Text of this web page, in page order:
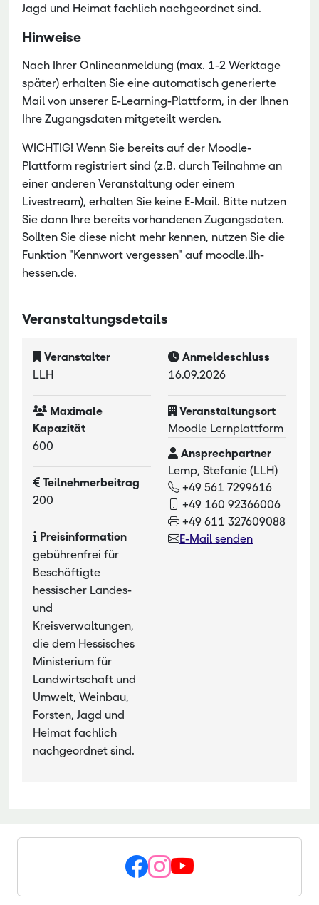
Jagd und Heimat fachlich nachgeordnet sind.
Hinweise
Nach Ihrer Onlineanmeldung (max. 1-2 Werktage
später) erhalten Sie eine automatisch generierte
Mail von unserer E-Learning-Plattform, in der Ihnen
Ihre Zugangsdaten mitgeteilt werden.
WICHTIG! Wenn Sie bereits auf der Moodle-
Plattform registriert sind (z.B. durch Teilnahme an
einer anderen Veranstaltung oder einem
Livestream), erhalten Sie keine E-Mail. Bitte nutzen
Sie dann Ihre bereits vorhandenen Zugangsdaten.
Sollten Sie diese nicht mehr kennen, nutzen Sie die
Funktion "Kennwort vergessen" auf moodle.llh-
hessen.de.
Veranstaltungsdetails
Veranstalter
LLH
Maximale
Kapazität
600
Teilnehmerbeitrag
200
Preisinformation
gebührenfrei für
Beschäftigte
hessischer Landes-
und
Kreisverwaltungen,
die dem Hessisches
Ministerium für
Landwirtschaft und
Umwelt, Weinbau,
Forsten, Jagd und
Heimat fachlich
nachgeordnet sind.
Anmeldeschluss
16.09.2026
Veranstaltungsort
Moodle Lernplattform
Ansprechpartner
Lemp, Stefanie (LLH)
+49 561 7299616
+49 160 92366006
+49 611 327609088
E-Mail senden